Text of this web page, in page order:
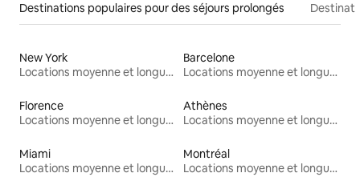
Destinations populaires pour des séjours prolongés
New York
Locations moyenne et longue durée
Barcelone
Locations moyenne et longue durée
Florence
Locations moyenne et longue durée
Athènes
Locations moyenne et longue durée
Miami
Locations moyenne et longue durée
Montréal
Locations moyenne et longue durée